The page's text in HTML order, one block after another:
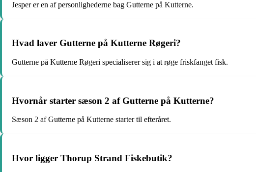
Jesper er en af personlighederne bag Gutterne på Kutterne.
Hvad laver Gutterne på Kutterne Røgeri?
Gutterne på Kutterne Røgeri specialiserer sig i at røge friskfanget fisk.
Hvornår starter sæson 2 af Gutterne på Kutterne?
Sæson 2 af Gutterne på Kutterne starter til efteråret.
Hvor ligger Thorup Strand Fiskebutik?